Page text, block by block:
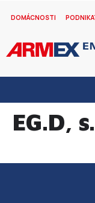
DOMÁCNOSTI
EG.D,